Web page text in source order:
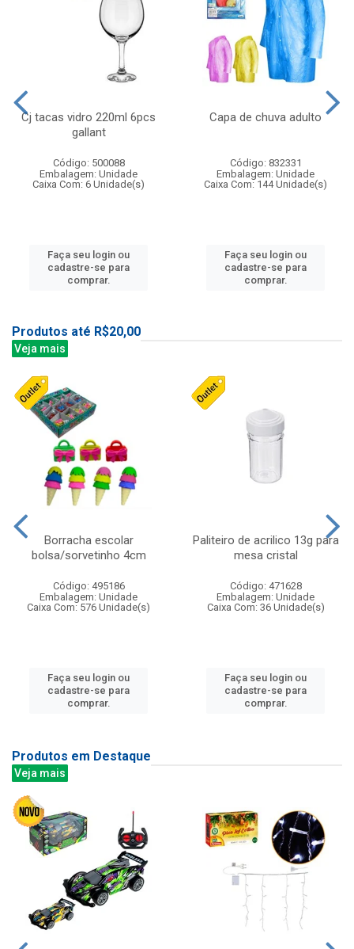
Cj tacas vidro 220ml 6pcs
gallant
Código: 500088
Embalagem: Unidade
Caixa Com: 6 Unidade(s)
Faça seu login ou
cadastre-se para
comprar.
Capa de chuva adulto
Código: 832331
Embalagem: Unidade
Caixa Com: 144 Unidade(s)
Faça seu login ou
cadastre-se para
comprar.
Produtos até R$20,00
Veja mais
Borracha escolar
bolsa/sorvetinho 4cm
Código: 495186
Embalagem: Unidade
Caixa Com: 576 Unidade(s)
Faça seu login ou
cadastre-se para
comprar.
Paliteiro de acrilico 13g para
mesa cristal
Código: 471628
Embalagem: Unidade
Caixa Com: 36 Unidade(s)
Faça seu login ou
cadastre-se para
comprar.
Produtos em Destaque
Veja mais